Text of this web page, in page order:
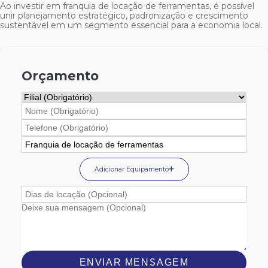
Ao investir em franquia de locação de ferramentas, é possível
unir planejamento estratégico, padronização e crescimento
sustentável em um segmento essencial para a economia local.
Orçamento
Adicionar Equipamento
ENVIAR MENSAGEM